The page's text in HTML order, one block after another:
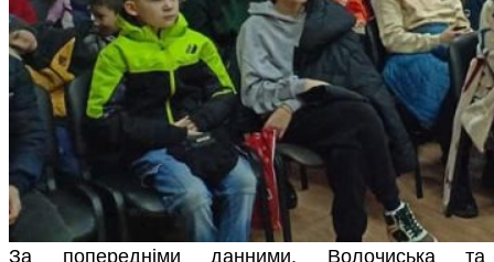
За попередніми данними, Волочиська та